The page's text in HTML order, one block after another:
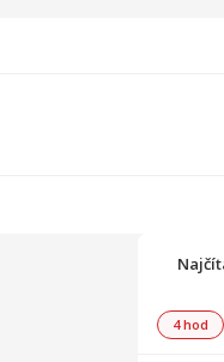
4 hod